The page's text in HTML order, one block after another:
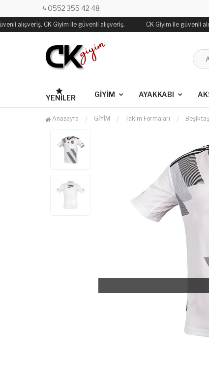
0552 355 42 48
alışveriş. CK Giyim ile güvenli alışveriş. CK Giyim ile güvenli
YENILER GİYİM AYAKKABI
Anasayfa GİYİM Takım Formaları Beşiktaş